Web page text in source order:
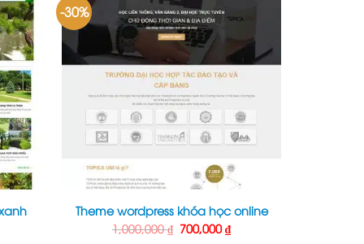
-30%
Theme wordpress khóa học online
1,000,000₫ Giá
gốc
700,000₫Giá
hiện